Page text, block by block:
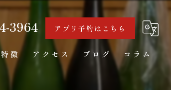
3964 アプリ予約はこちら
徴 アクセス ブログ コラム